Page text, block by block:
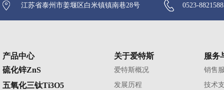
江苏省泰州市姜堰区白米镇镇南巷28号 0523-
产品中心
硫化锌ZnS
五氧化三钛Ti3O5
关于爱特斯
爱特斯概况
发展历程
服务
销售
技术